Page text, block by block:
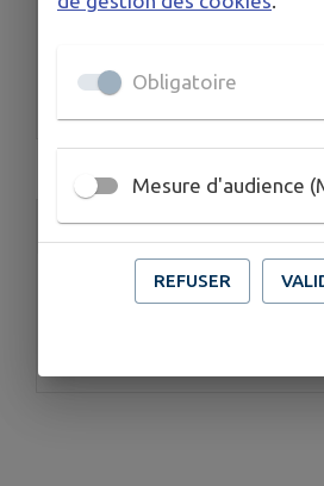
Urbanisme, Elections,
Accès rapide
Obligatoire
Mesure d'audience
REFUSER